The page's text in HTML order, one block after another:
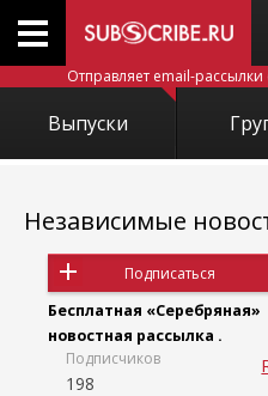
Отправляет email-
Выпуски
Независимые
Подписаться
Бесплатная «Серебряная»
новостная рассылка .
Подписчиков
198